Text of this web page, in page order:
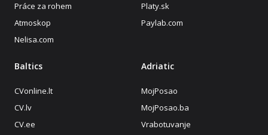
Práce za rohem
Atmoskop
Nelisa.com
Platy.sk
Paylab.com
Baltics
CVonline.lt
CV.lv
CV.ee
Adriatic
MojPosao
MojPosao.ba
Vrabotuvanje